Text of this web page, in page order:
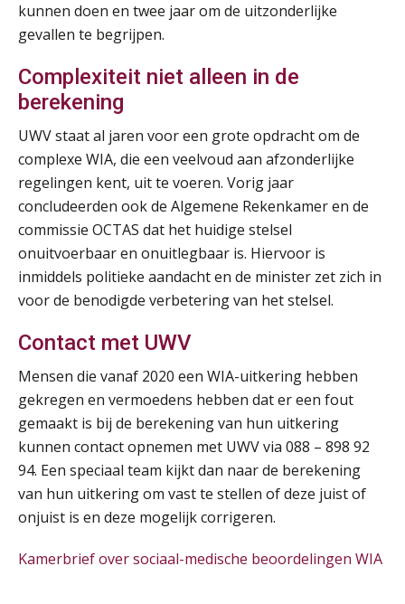
kunnen doen en twee jaar om de uitzonderlijke
gevallen te begrijpen.
Complexiteit niet alleen in de
berekening
UWV staat al jaren voor een grote opdracht om de
complexe WIA, die een veelvoud aan afzonderlijke
regelingen kent, uit te voeren. Vorig jaar
concludeerden ook de Algemene Rekenkamer en de
commissie OCTAS dat het huidige stelsel
onuitvoerbaar en onuitlegbaar is. Hiervoor is
inmiddels politieke aandacht en de minister zet zich in
voor de benodigde verbetering van het stelsel.
Contact met UWV
Mensen die vanaf 2020 een WIA-uitkering hebben
gekregen en vermoedens hebben dat er een fout
gemaakt is bij de berekening van hun uitkering
kunnen contact opnemen met UWV via 088 – 898 92
94. Een speciaal team kijkt dan naar de berekening
van hun uitkering om vast te stellen of deze juist of
onjuist is en deze mogelijk corrigeren.
Kamerbrief over sociaal-medische beoordelingen WIA
Je helpt klanten met hun
administratie — maar hoe zit het met
die van jouzelf?
Hoe behoud je financiële talenten in
een krappe arbeidsmarkt?
Onterechte transitievergoeding
veelgemaakte fouten in
16
SEP
MOCuitgevers
17
SEP
MOCuitgevers
17
SEP
Online cursus Auto, fiets en OV in de salarisadministratie
MOCuitgevers
17
SEP
Praktijkdiploma loonadministratie (PDL)
SD Worx
17
MOCuitgevers
SEP
MOCuitgevers
24
SEP
Online cursus Zzp’er, de Wet DBA en schijnzelfstandigheid
MOCuitgevers
24
Online Excel training voor de salarisadministrateur (basis)
MOCuitgevers